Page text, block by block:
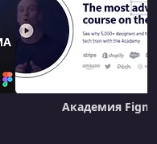
Академия